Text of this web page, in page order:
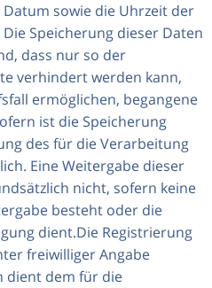
Datum sowie die Uhrzeit der
Speicherung dieser Daten
dass nur so der
verhindert werden kann,
ermöglichen, begangene
ist die Speicherung
des für die Verarbeitung
Eine Weitergabe dieser
nicht, sofern keine
besteht oder die
dient.Die Registrierung
freiwilliger Angabe
dient dem für die